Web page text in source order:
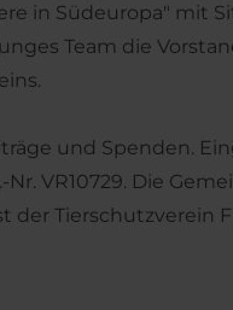
in Südeuropa" mit
Team die
und Spenden.
VR10729. Die
Tierschutzverein